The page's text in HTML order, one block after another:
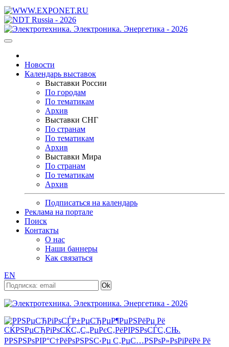
Новости
Календарь выставок
Выставки России
По городам
По тематикам
Архив
Выставки СНГ
По странам
По тематикам
Архив
Выставки Мира
По странам
По тематикам
Архив
Подписаться на календарь
Реклама на портале
Поиск
Контакты
О нас
Наши баннеры
Как связаться
EN